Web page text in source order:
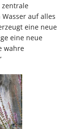
zentrale
auf alles
eine neue
eine neue
wahre